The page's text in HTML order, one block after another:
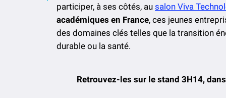
participer, à ses côtés, au salon Viva
académiques en France, ces jeunes
des domaines clés telles que la transition
durable ou la santé.
Retrouvez-les sur le stand 3H14,